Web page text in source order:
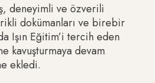
deneyimli ve özverili
dokümanları ve birebir
Işın Eğitim’i tercih eden
kavuşturmaya devam
ekledi.